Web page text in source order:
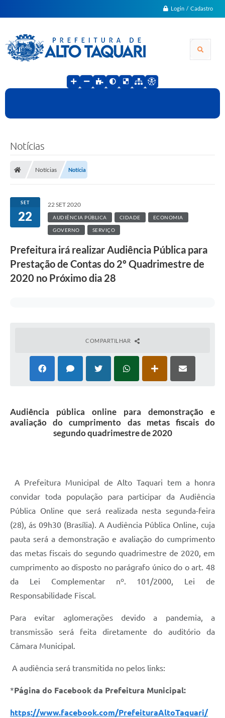
Login / Cadastro
Notícias
Notícias Notícia
SET
22
22 SET 2020
AUDIÊNCIA PÚBLICA CIDADE ECONOMIA
GOVERNO SERVIÇO
Prefeitura irá realizar Audiência Pública para
Prestação de Contas do 2º Quadrimestre de
2020 no Próximo dia 28
COMPARTILHAR
Audiência pública online para demonstração e
avaliação do cumprimento das metas fiscais do
segundo quadrimestre de 2020
A Prefeitura Municipal de Alto Taquari tem a honra
convidar toda população para participar da Audiência
Pública Online que será realizada nesta segunda-feira
(28), ás 09h30 (Brasília). A Audiência Pública Online, cuja
pauta será a demonstração e avaliação do cumprimento
das metas fiscais do segundo quadrimestre de 2020, em
cumprimento ao disposto no parágrafo único do o art. 48
da Lei Complementar nº. 101/2000, Lei de
Responsabilidade Fiscal.
Para evitar aglomerações devido a pandemia, a
transmissão será feita diretamente do auditório da
Câmara Municipal.
A audiência será transmitida no pelos links:
*Página do Facebook da Prefeitura Municipal:
https://www.facebook.com/PrefeituraAltoTaquari/